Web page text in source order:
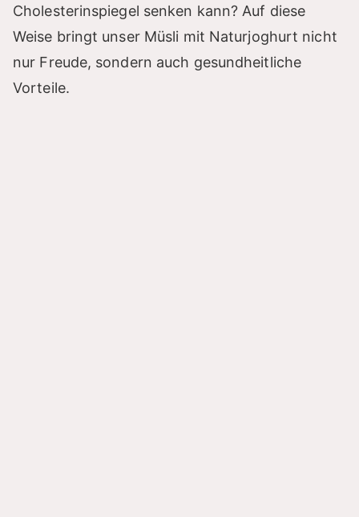
Cholesterinspiegel senken kann? Auf diese
Weise bringt unser Müsli mit Naturjoghurt nicht
nur Freude, sondern auch gesundheitliche
Vorteile.